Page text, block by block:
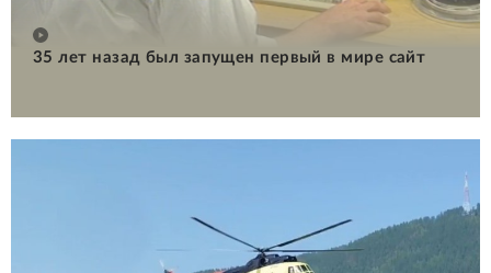
35 лет назад был запущен первый в мире сайт